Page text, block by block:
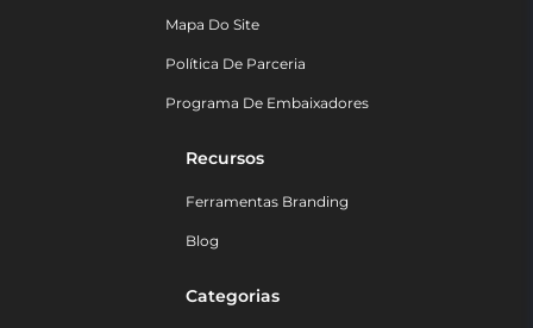
Mapa Do Site
Política De Parceria
Programa De Embaixadores
Recursos
Ferramentas Branding
Blog
Categorias